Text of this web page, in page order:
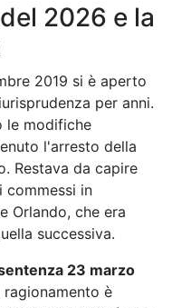
2026 e la
2019 si è aperto
per anni.
le modifiche
l'arresto della
Restava da capire
commessi in
Orlando, che era
successiva.
23 marzo
è